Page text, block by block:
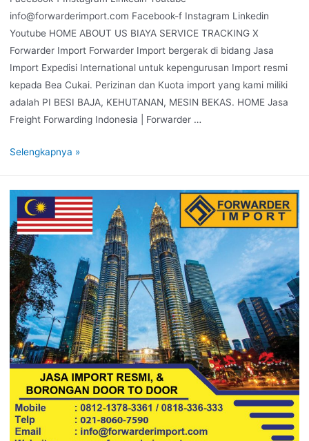
info@forwarderimport.com Facebook-f Instagram Linkedin
Youtube HOME ABOUT US BIAYA SERVICE TRACKING X
Forwarder Import Forwarder Import bergerak di bidang Jasa
Import Expedisi International untuk kepengurusan Import resmi
kepada Bea Cukai. Perizinan dan Kuota import yang kami miliki
adalah PI BESI BAJA, KEHUTANAN, MESIN BEKAS. HOME Jasa
Freight Forwarding Indonesia | Forwarder …
Selengkapnya »